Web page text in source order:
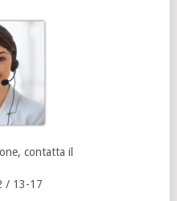
contatta il
/ 13-17